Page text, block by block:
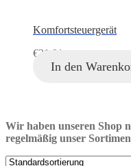
Komfortsteuergerät
€21,01
In den
Wir haben unseren Shop
regelmäßig unser